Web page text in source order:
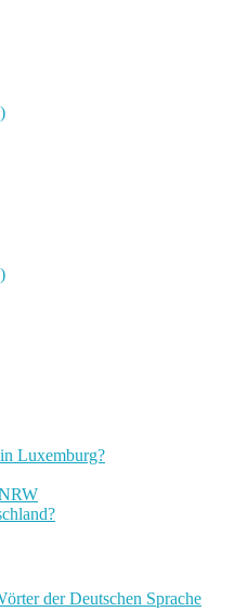
Luxemburg?
der Deutschen Sprache